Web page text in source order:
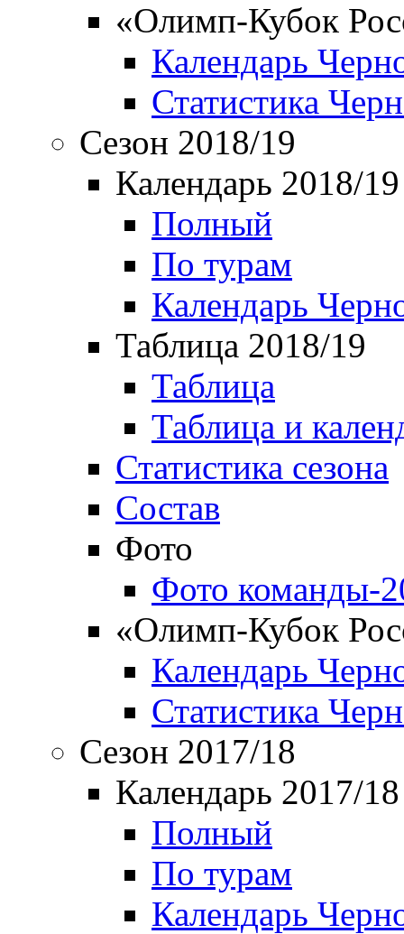
«Олимп-Кубок
Календарь
Статистика
Сезон 2018/19
Календарь 2018/19
Полный
По турам
Календарь
Таблица 2018/19
Таблица
Таблица и
Статистика сезона
Состав
Фото
Фото команды-
«Олимп-Кубок
Календарь
Статистика
Сезон 2017/18
Календарь 2017/18
Полный
По турам
Календарь